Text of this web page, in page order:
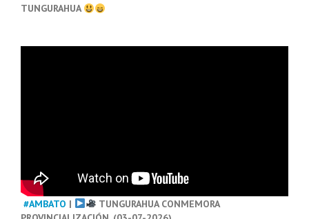
TUNGURAHUA
#AMBATO |
TUNGURAHUA CONMEMORA